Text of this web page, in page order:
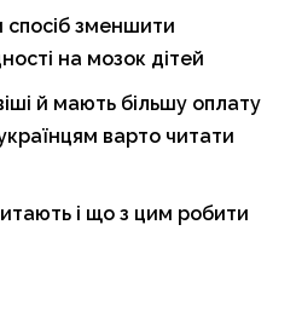
спосіб зменшити
на мозок дітей
й мають більшу оплату
варто читати
і що з цим робити